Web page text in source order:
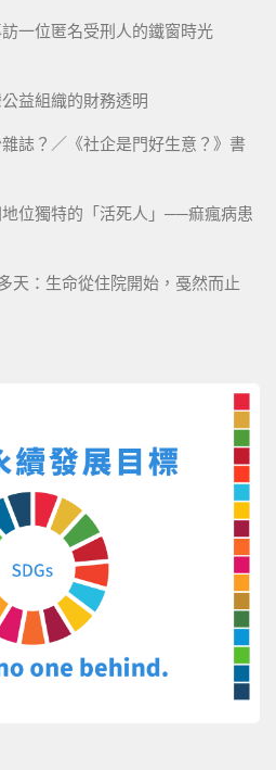
一位匿名受刑人的鐵窗時光
益組織的財務透明
誌？／《社企是門好生意？》書
地位獨特的「活死人」──痲瘋病患
天：生命從住院開始，戞然而止